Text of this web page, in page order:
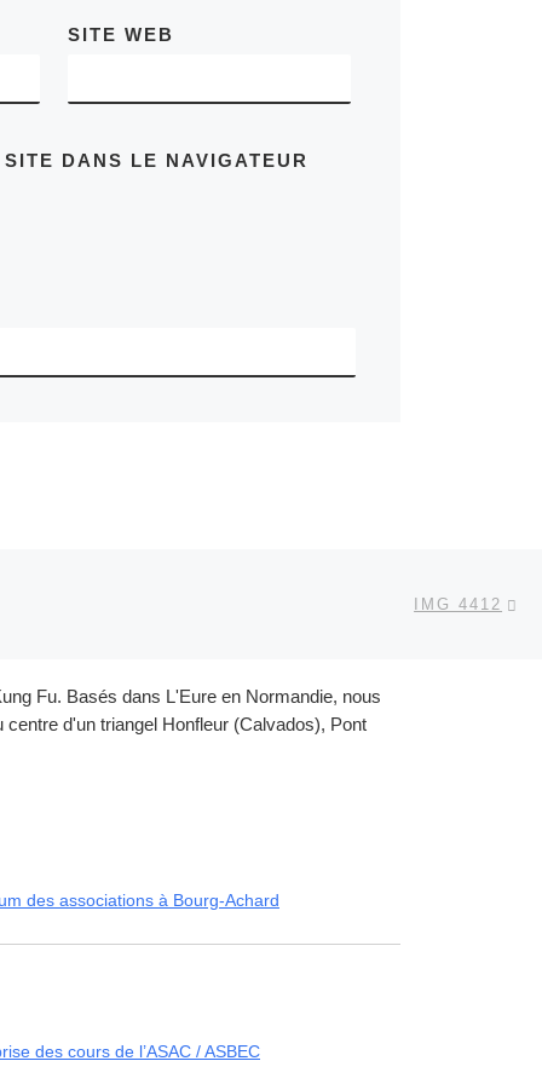
SITE WEB
DANS LE NAVIGATEUR
IMG 4412
Fu. Basés dans L'Eure en Normandie, nous
d'un triangel Honfleur (Calvados), Pont
des associations à Bourg-Achard
des cours de l’ASAC / ASBEC